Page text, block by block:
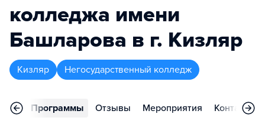
колледжа имени
Башларова в г. Кизляр
Кизляр Негосударственный колледж
Программы Отзывы Мероприятия Контакты